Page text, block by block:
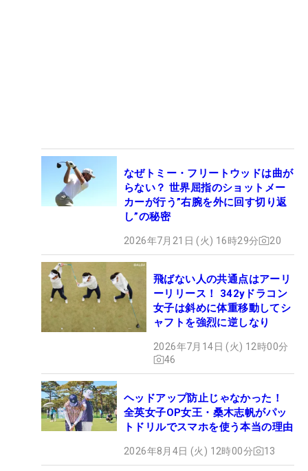
なぜトミー・フリートウッドは曲が
らない？ 世界屈指のショットメー
カーが行う”右腕を外に回す切り返
し”の秘密
2026年7月21日 (火) 16時29分 20
飛ばない人の共通点はアーリ
ーリリース！ 342yドラコン
女子は斜めに体重移動してシ
ャフトを強烈に逆しなり
2026年7月14日 (火) 12時00分
46
ヘッドアップ防止じゃなかった！
全英女子OP女王・桑木志帆がパッ
トドリルでスマホを使う本当の理由
2026年8月4日 (火) 12時00分 13